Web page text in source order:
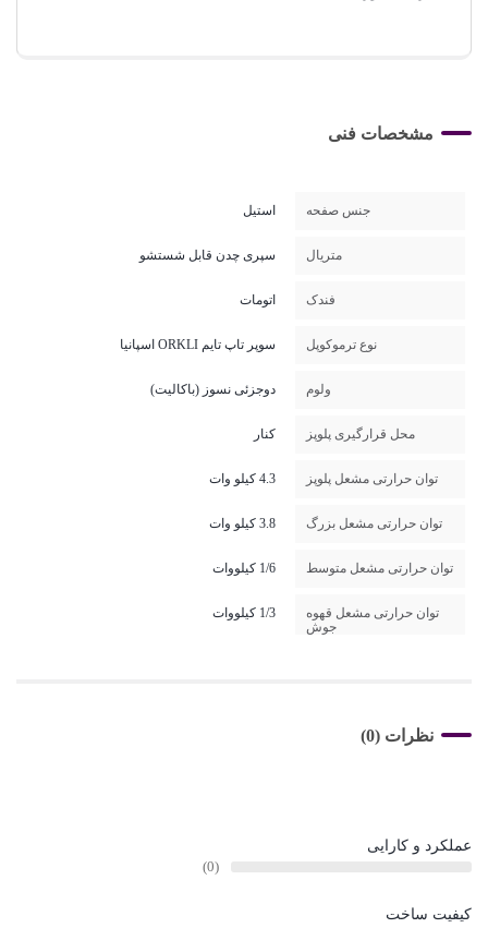
مشخصات فنی
جنس صفحه استیل
متریال سپری چدن قابل شستشو
فندک اتومات
نوع ترموکوپل سوپر تاپ تایم ORKLI اسپانیا
ولوم دوجزئی نسوز (باکالیت)
محل قرارگیری پلوپز کنار
توان حرارتی مشعل پلوپز 4.3 کیلو وات
توان حرارتی مشعل بزرگ 3.8 کیلو وات
توان حرارتی مشعل متوسط 1/6 کیلووات
توان حرارتی مشعل قهوه
جوش
1/3 کیلووات
نظرات (0)
عملکرد و کارایی
کیفیت ساخت